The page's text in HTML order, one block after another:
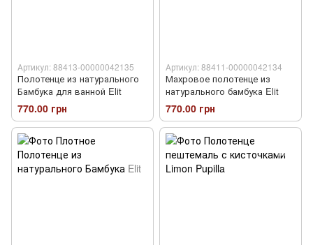
Артикул: 88413-00000042135
Полотенце из натурального
Бамбука для ванной Elit
770.00 грн
Артикул: 88411-00000042134
Махровое полотенце из
натурального бамбука Elit
770.00 грн